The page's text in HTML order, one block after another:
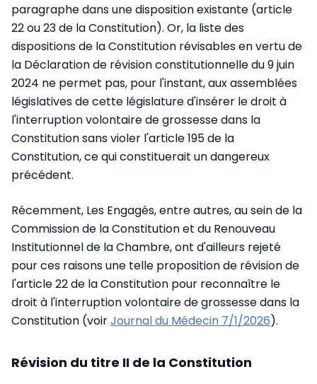
paragraphe dans une disposition existante (article
22 ou 23 de la Constitution). Or, la liste des
dispositions de la Constitution révisables en vertu de
la Déclaration de révision constitutionnelle du 9 juin
2024 ne permet pas, pour l'instant, aux assemblées
législatives de cette législature d'insérer le droit à
l'interruption volontaire de grossesse dans la
Constitution sans violer l'article 195 de la
Constitution, ce qui constituerait un dangereux
précédent.
Récemment, Les Engagés, entre autres, au sein de la
Commission de la Constitution et du Renouveau
Institutionnel de la Chambre, ont d'ailleurs rejeté
pour ces raisons une telle proposition de révision de
l'article 22 de la Constitution pour reconnaître le
droit à l'interruption volontaire de grossesse dans la
Constitution (voirJournal du Médecin 7/1/2026).
Révision du titre II de la Constitution